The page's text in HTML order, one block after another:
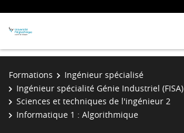
Formations
Ingénieur spécialisé
Ingénieur spécialité Génie Industriel (FISA)
Sciences et techniques de l'ingénieur 2
Informatique 1 : Algorithmique